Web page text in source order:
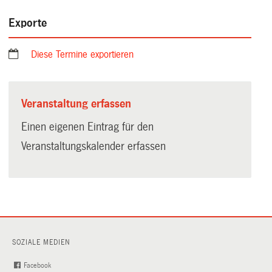
Exporte
Diese Termine exportieren
Veranstaltung erfassen
Einen eigenen Eintrag für den
Veranstaltungskalender erfassen
SOZIALE MEDIEN
Facebook